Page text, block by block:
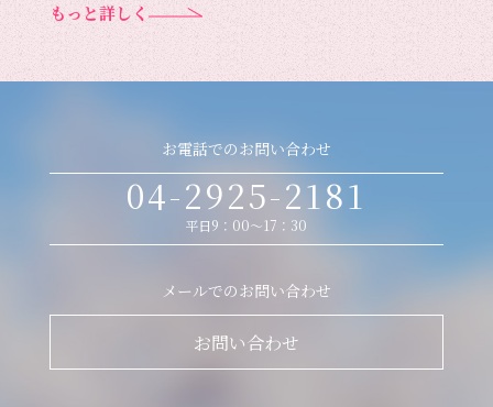
もっと詳しく
お電話でのお問い合わせ
04-2925-2181
平日9：00～17：30
メールでのお問い合わせ
お問い合わせ